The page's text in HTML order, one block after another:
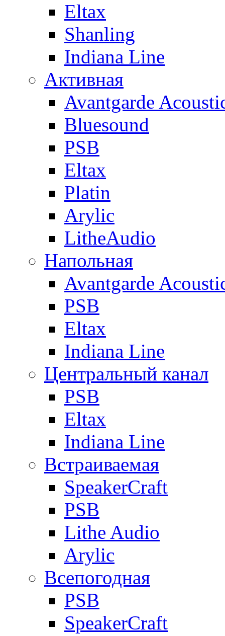
Eltax
Shanling
Indiana Line
Активная
Avantgarde
Bluesound
PSB
Eltax
Platin
Arylic
LitheAudio
Напольная
Avantgarde
PSB
Eltax
Indiana Line
Центральный канал
PSB
Eltax
Indiana Line
Встраиваемая
SpeakerCraft
PSB
Lithe Audio
Arylic
Всепогодная
PSB
SpeakerCraft